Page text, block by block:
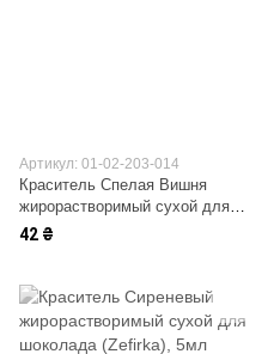
Артикул: 01-02-203-014
Краситель Спелая Вишня
жирорастворимый сухой для
шоколада (Zefirka)
42 ₴